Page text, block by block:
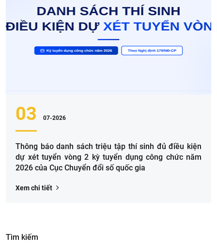
03 07-2026
Thông báo danh sách triệu tập thí sinh đủ điều kiện
dự xét tuyển vòng 2 kỳ tuyển dụng công chức năm
2026 của Cục Chuyển đổi số quốc gia
Xem chi tiết
Tìm kiếm